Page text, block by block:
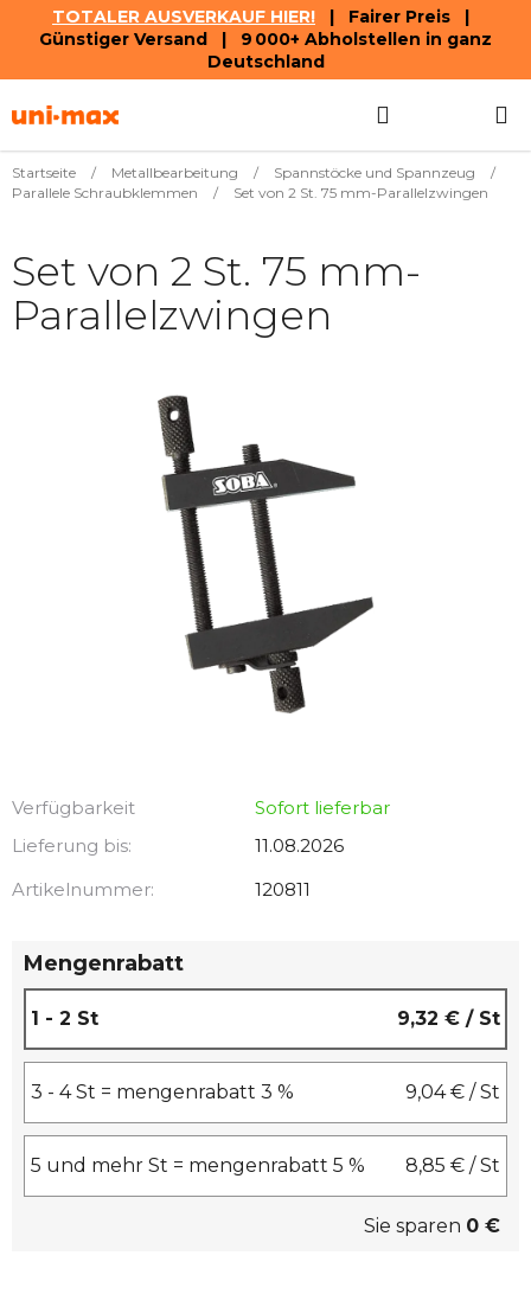
TOTALER AUSVERKAUF HIER! | Fairer Preis |
Günstiger Versand | 9 000+ Abholstellen in ganz
Deutschland
Inhalt
Startseite / Metallbearbeitung / Spannstöcke und Spannzeug
/
Parallele Schraubklemmen
/ Set von 2 St. 75 mm-Parallelzwingen
Verfügbarkeit
Sofort lieferbar
Lieferung bis:
11.08.2026
Artikelnummer:
120811
Mengenrabatt
1 - 2 St 9,32 € / St
3 - 4 St = mengenrabatt 3 % 9,04 € / St
5 und mehr St = mengenrabatt 5 % 8,85 € / St
Sie sparen 0 €
Set von 2 St. 75 mm-
Parallelzwingen